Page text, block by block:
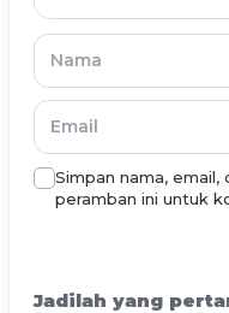
Simpan nama, email,
peramban ini untuk
Jadilah yang